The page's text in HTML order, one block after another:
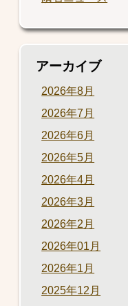
アーカイブ
2026年8月
2026年7月
2026年6月
2026年5月
2026年4月
2026年3月
2026年2月
2026年01月
2026年1月
2025年12月